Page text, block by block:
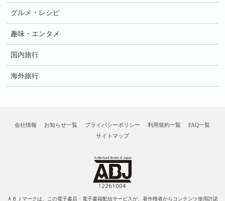
グルメ・レシピ
趣味・エンタメ
国内旅行
海外旅行
会社情報 お知らせ一覧 プライバシーポリシー 利用規約一覧
FAQ一覧
サイトマップ
ＡＢＪマークは、この電子書店・電子書籍配信サービスが、著作権者からコンテンツ使用許諾